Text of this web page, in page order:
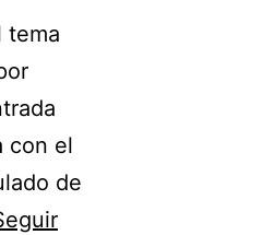
tema
con el
de